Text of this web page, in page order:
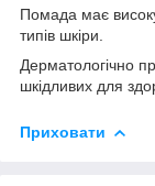
Помада має
типів шкіри.
Дерматологічно
шкідливих для
Приховати